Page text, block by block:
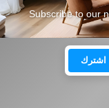
Subscribe to our
اشترك